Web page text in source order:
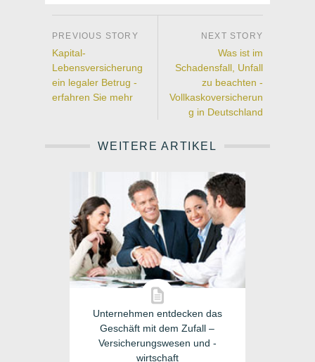
Kapital-
Lebensversicherung
ein legaler Betrug -
erfahren Sie mehr
Was ist im
Schadensfall, Unfall
zu beachten -
Vollkaskoversicherun
g in Deutschland
WEITERE ARTIKEL
Unternehmen entdecken das
Geschäft mit dem Zufall –
Versicherungswesen und -
wirtschaft